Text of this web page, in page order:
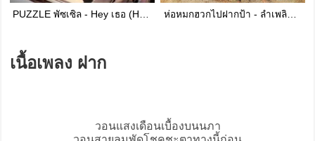
PUZZLE พัซเซิล - Hey เธอ (Hey Ther) ห่อหมกฮวกไปฝากป้า - ลำเพลิน วงศกร Feat. เต๊ะ ตระกูลตอ 【Lyric Version】
เนื้อเพลง ฝาก
วอนแสงเดือนเบื้องบนนภา